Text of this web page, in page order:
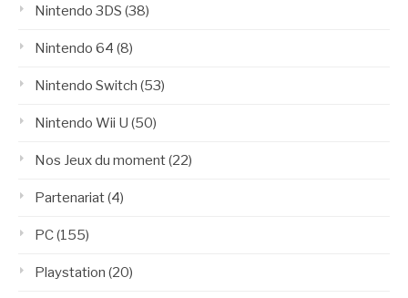
Nintendo 3DS (38)
Nintendo 64 (8)
Nintendo Switch (53)
Nintendo Wii U (50)
Nos Jeux du moment(22)
Partenariat(4)
PC(155)
Playstation (20)